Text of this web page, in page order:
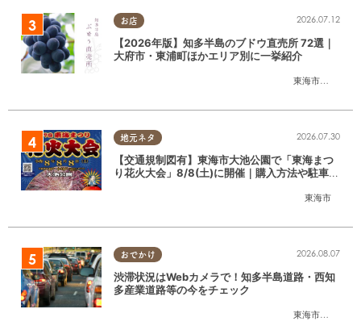
お店
東海市
,大府市
2026.07.12
【2026年版】知多半島のブドウ直売所 72選｜
大府市・東浦町ほかエリア別に一挙紹介
地元ネタ
東海市
2026.07.30
【交通規制図有】東海市大池公園で「東海まつ
り花火大会」8/8(土)に開催｜購入方法や駐車場
おでかけ
東海市
,大府市
2026.08.07
渋滞状況はWebカメラで！知多半島道路・西知
多産業道路等の今をチェック